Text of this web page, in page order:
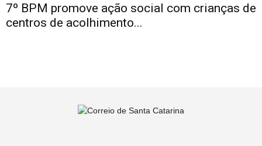
7º BPM promove ação social com crianças de
centros de acolhimento...